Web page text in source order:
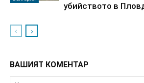
убийството в
ВАШИЯТ КОМЕНТАР